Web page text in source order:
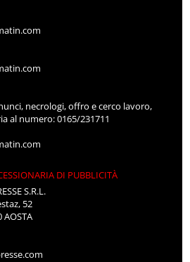
necrologi, offro e cerco lavoro,
al numero: 0165/231711
DI PUBBLICITÀ
S.R.L.
52
AOSTA